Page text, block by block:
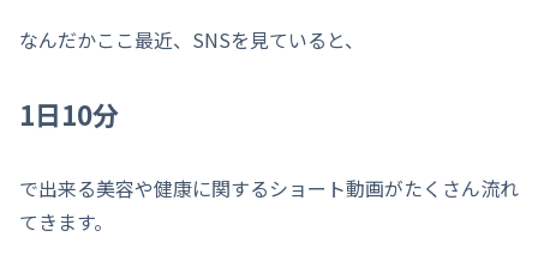
なんだかここ最近、SNSを見ていると、
1日10分
で出来る美容や健康に関するショート動画がたくさん流れ
てきます。